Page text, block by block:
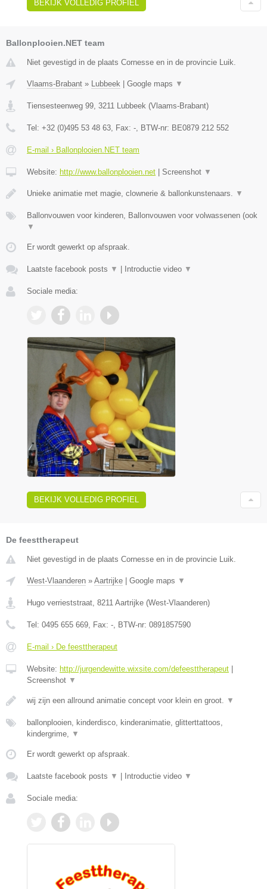
BEKIJK VOLLEDIG PROFIEL
Ballonplooien.NET team
Niet gevestigd in de plaats Cornesse en in de provincie Luik.
Vlaams-Brabant » Lubbeek Google maps ▼
Tiensesteenweg 99, 3211 Lubbeek (Vlaams-Brabant)
Tel: +32 (0)495 53 48 63, Fax: -, BTW-nr: BE0879 212 552
E-mail › Ballonplooien.NET team
Website: http://www.ballonplooien.net Screenshot ▼
Unieke animatie met magie, clownerie & ballonkunstenaars. ▼
Ballonvouwen voor kinderen, Ballonvouwen voor volwassenen (ook
▼
Er wordt gewerkt op afspraak.
Laatste facebook posts ▼ Introductie video ▼
Sociale media:
BEKIJK VOLLEDIG PROFIEL
De feesttherapeut
Niet gevestigd in de plaats Cornesse en in de provincie Luik.
West-Vlaanderen » Aartrijke | Google maps ▼
Hugo verrieststraat 8211 Aartrijke (West-Vlaanderen)
Tel: 0495 655 669 , Fax: - , BTW-nr: 0891857590
E-mail › De feesttherapeut
Website: http://jurgendewitte.wixsite.com/defeesttherapeut |
Screenshot ▼
wij zijn een allround animatie concept voor klein en groot. ▼
ballonplooien, kinderdisco, kinderanimatie, glitterttattoos,
kindergrime,
▼
Er wordt gewerkt op afspraak.
Laatste facebook posts ▼ | Introductie video ▼
Sociale media: